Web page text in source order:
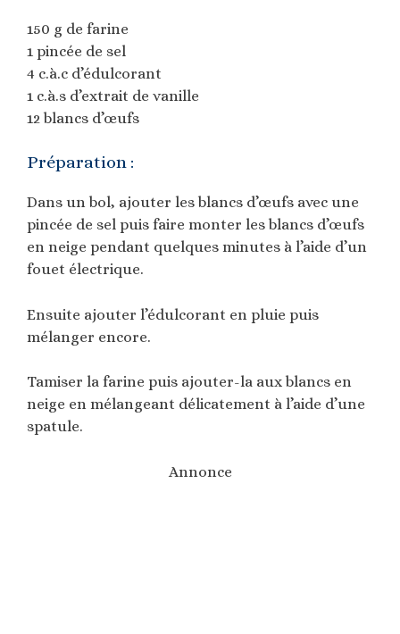
150 g de farine
1 pincée de sel
4 c.à.c d’édulcorant
1 c.à.s d’extrait de vanille
12 blancs d’œufs
Préparation :
Dans un bol, ajouter les blancs d’œufs avec une
pincée de sel puis faire monter les blancs d’œufs
en neige pendant quelques minutes à l’aide d’un
fouet électrique.
Ensuite ajouter l’édulcorant en pluie puis
mélanger encore.
Tamiser la farine puis ajouter-la aux blancs en
neige en mélangeant délicatement à l’aide d’une
spatule.
Annonce